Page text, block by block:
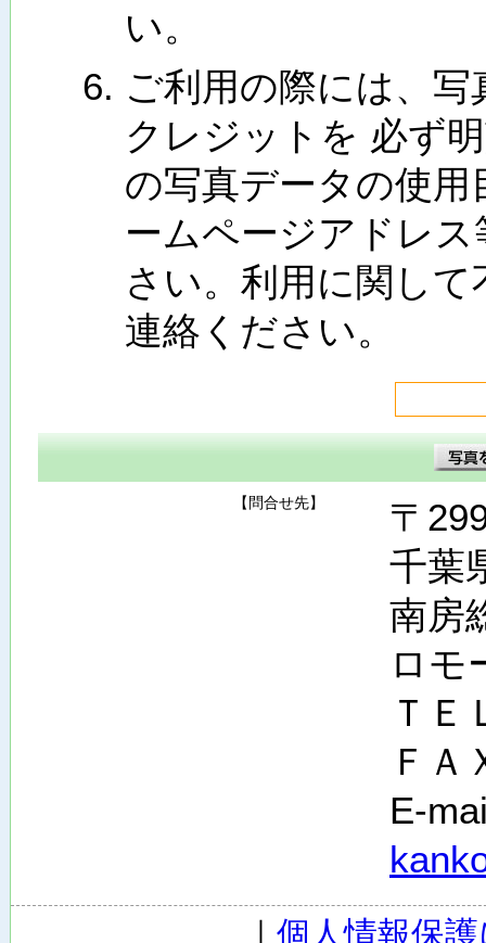
い。
ご利用の際には、
クレジットを 必ず
の写真データの使
ームページアドレ
さい。利用に関し
連絡ください。
【問合せ先】
〒
千葉
南房
ロモ
ＴＥ
ＦＡ
E-
個人情報保